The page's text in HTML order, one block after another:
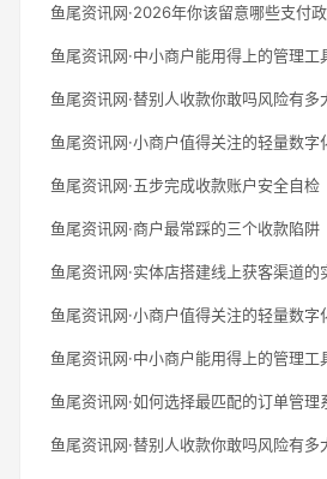
鱼尾资讯网·2026年你该留意哪些支付
鱼尾资讯网·中小商户能用得上的管理工
鱼尾资讯网·替别人收款你敢吗风险有多
鱼尾资讯网·小商户值得关注的轻量数字
鱼尾资讯网·五步完成收款账户安全自检
鱼尾资讯网·商户最常踩的三个收款陷阱
鱼尾资讯网·实体店搭建线上获客渠道的
鱼尾资讯网·小商户值得关注的轻量数字
鱼尾资讯网·中小商户能用得上的管理工
鱼尾资讯网·如何选择最匹配的订单管理
鱼尾资讯网·替别人收款你敢吗风险有多